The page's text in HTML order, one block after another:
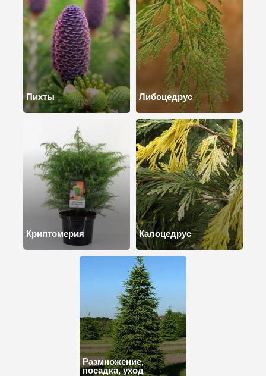
Пихты Либоцедрус
Криптомерия Калоцедрус
Размножение,
посадка, уход